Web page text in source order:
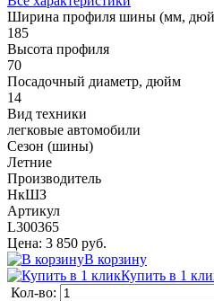
Ширина профиля шины (мм,
185
Высота профиля
70
Посадочный диаметр, дюйм
14
Вид техники
легковые автомобили
Сезон (шины)
Летние
Производитель
НкШЗ
Артикул
L300365
Цена: 3 850 руб.
В корзину
Купить в 1
Кол-во: